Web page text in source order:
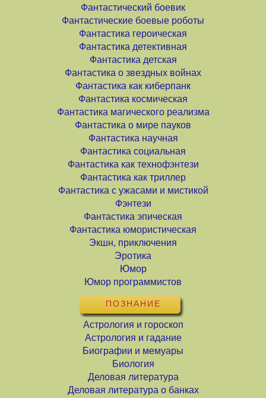
Фантастический боевик
Фантастические боевые роботы
Фантастика героическая
Фантастика детективная
Фантастика детская
Фантастика о звездных войнах
Фантастика как киберпанк
Фантастика космическая
Фантастика магического реализма
Фантастика о мире пауков
Фантастика научная
Фантастика социальная
Фантастика как технофэнтези
Фантастика как триллер
Фантастика с ужасами и мистикой
Фэнтези
Фантастика эпическая
Фантастика юмористическая
Экшн, приключения
Эротика
Юмор
Юмор программистов
ПОЗНАНИЕ
Астрология и гороскоп
Астрология и гадание
Биографии и мемуары
Биология
Деловая литература
Деловая литература о банках